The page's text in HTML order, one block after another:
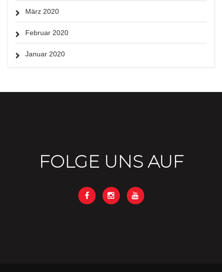
März 2020
Februar 2020
Januar 2020
FOLGE UNS AUF